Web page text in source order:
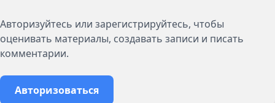
Авторизуйтесь или зарегистрируйтесь, чтобы
оценивать материалы, создавать записи и писать
комментарии.
Авторизоваться